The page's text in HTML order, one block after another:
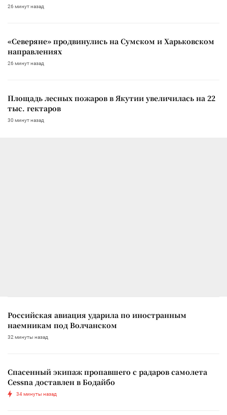
26 минут назад
«Северяне» продвинулись на Сумском и Харьковском
направлениях
26 минут назад
Площадь лесных пожаров в Якутии увеличилась на 22
тыс. гектаров
30 минут назад
Российская авиация ударила по иностранным
наемникам под Волчанском
32 минуты назад
Спасенный экипаж пропавшего с радаров самолета
Cessna доставлен в Бодайбо
34 минуты назад